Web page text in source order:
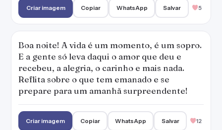
Criar imagem Copiar WhatsApp Salvar 5
Boa noite! A vida é um momento, é um sopro.
E a gente só leva daqui o amor que deu e
recebeu, a alegria, o carinho e mais nada.
Reflita sobre o que tem emanado e se
prepare para um amanhã surpreendente!
Criar imagem Copiar WhatsApp Salvar 12